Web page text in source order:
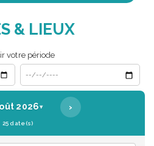
& LIEUX
votre période
Date de début
Date de fin
2026▾ ›
25 date(s)